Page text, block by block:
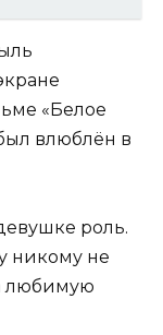
«Белое
влюблён в
роль.
никому не
любимую